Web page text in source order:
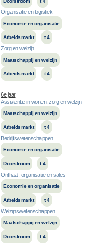
Organisatie en logistiek
Economie en organisatie
Arbeidsmarkt t 4
Zorg en welzijn
Maatschappij en welzijn
Arbeidsmarkt t 4
6e jaar
Assistentie in wonen, zorg en welzijn
Maatschappij en welzijn
Arbeidsmarkt t 4
Bedrijfswetenschappen
Economie en organisatie
Doorstroom t 4
Onthaal, organisatie en sales
Economie en organisatie
Arbeidsmarkt t 4
Welzijnswetenschappen
Maatschappij en welzijn
Doorstroom t 4